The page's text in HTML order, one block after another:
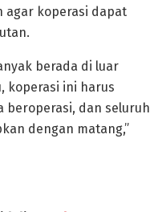
agar koperasi dapat
berada di luar
koperasi ini harus
beroperasi, dan seluruh
dengan matang,”